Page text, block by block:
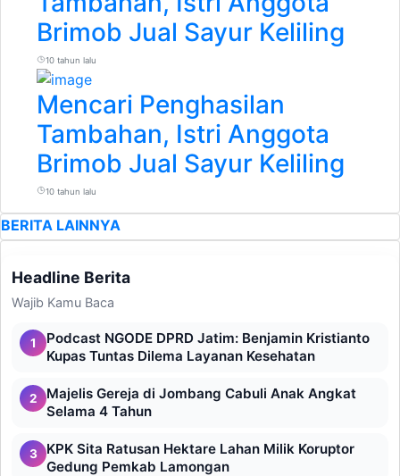
Brimob Jual Sayur Keliling
10 tahun lalu
Mencari Penghasilan
Tambahan, Istri Anggota
Brimob Jual Sayur Keliling
10 tahun lalu
BERITA LAINNYA
Headline Berita
Wajib Kamu Baca
1
Podcast NGODE DPRD Jatim: Benjamin Kristianto
Kupas Tuntas Dilema Layanan Kesehatan
2
Majelis Gereja di Jombang Cabuli Anak Angkat
Selama 4 Tahun
3
KPK Sita Ratusan Hektare Lahan Milik Koruptor
Gedung Pemkab Lamongan